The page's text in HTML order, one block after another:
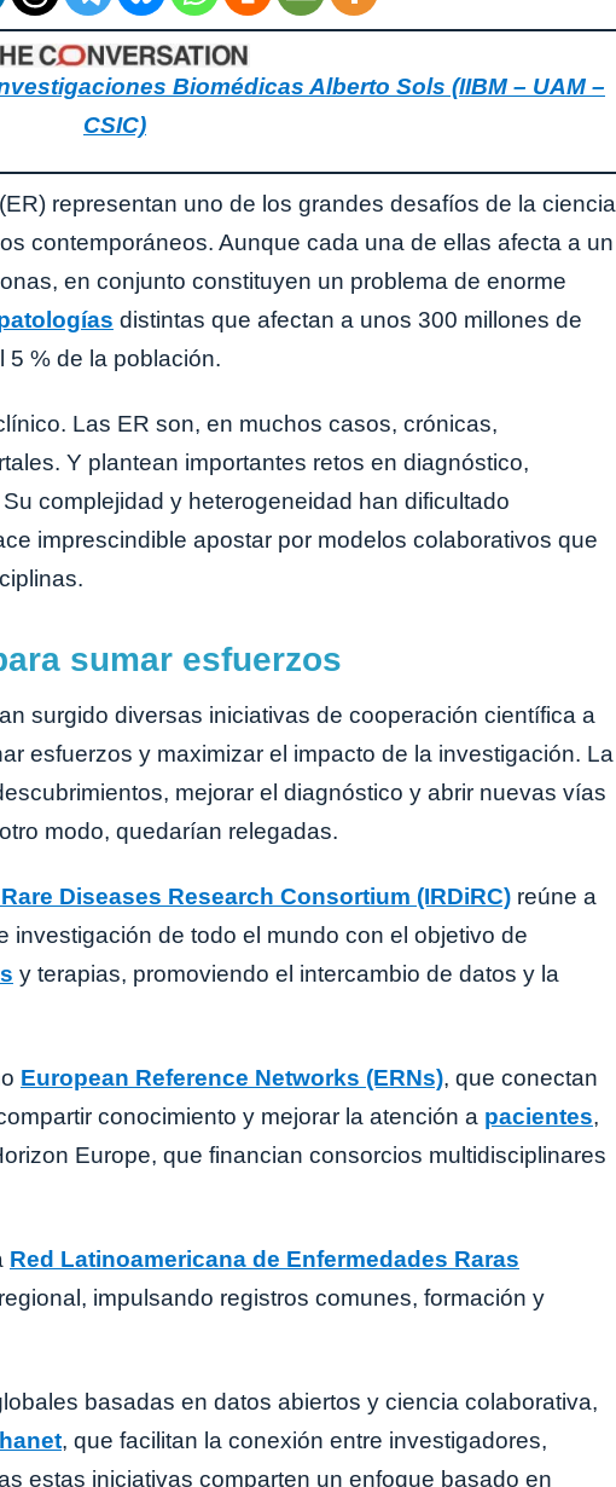
Biomédicas Alberto Sols (IIBM – UAM –
CSIC)
(ER) representan uno de los grandes desafíos de la ciencia
contemporáneos. Aunque cada una de ellas afecta a un
en conjunto constituyen un problema de enorme
distintas que afectan a unos 300 millones de
5 % de la población.
Las ER son, en muchos casos, crónicas,
Y plantean importantes retos en diagnóstico,
complejidad y heterogeneidad han dificultado
imprescindible apostar por modelos colaborativos que
sumar esfuerzos
surgido diversas iniciativas de cooperación científica a
esfuerzos y maximizar el impacto de la investigación. La
mejorar el diagnóstico y abrir nuevas vías
modo, quedarían relegadas.
Diseases Research Consortium (IRDiRC) reúne a
investigación de todo el mundo con el objetivo de
y terapias, promoviendo el intercambio de datos y la
European Reference Networks (ERNs), que conectan
conocimiento y mejorar la atención a pacientes,
Europe, que financian consorcios multidisciplinares
Red Latinoamericana de Enfermedades Raras
impulsando registros comunes, formación y
basadas en datos abiertos y ciencia colaborativa,
, que facilitan la conexión entre investigadores,
estas iniciativas comparten un enfoque basado en